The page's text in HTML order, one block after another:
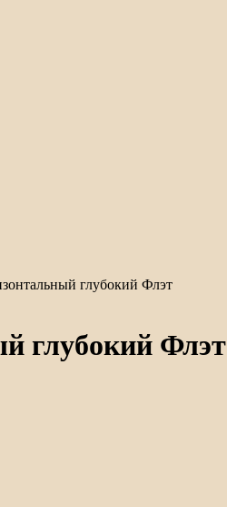
глубокий Флэт
глубокий Флэт